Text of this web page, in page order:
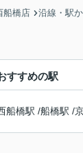
船橋店 沿線・駅
すすめの駅
船橋駅 /船橋駅 /